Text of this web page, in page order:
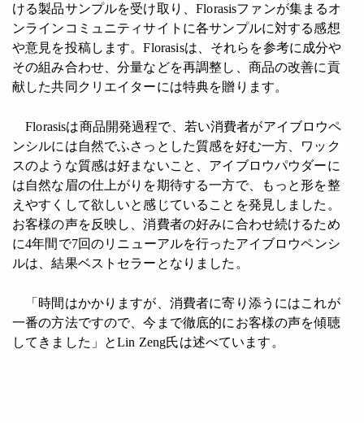
ける製品サンプルを受け取り、Florasisファンが集まるオ
ンラインコミュニティサイトに各サンプルに対する感想
や意見を投稿します。Florasisは、それらを参考に成分や
その組み合わせ、分量などを再調整し、商品の改善に貢
献した共同クリエイターには特典を贈ります。
Florasisは商品開発過程で、若い消費者がアイブロウペ
ンシルには自然でふさっとした質感を好む一方、ワック
スのような質感は好まないこと、アイブロウパウダーに
は自然な眉の仕上がりを期待する一方で、もっと形を整
えやすくして欲しいと感じていることを発見しました。
お客様の声を反映し、消費者の好みに合わせ続けるため
に4年間で7回のリニューアルを行ったアイブロウペンシ
ルは、結果ベストセラーとなりました。
「時間はかかりますが、消費者に寄り添うにはこれが
一番の方法ですので、今まで徹底的にお客様の声を傾聴
してきました」とLin Zeng氏は述べています。